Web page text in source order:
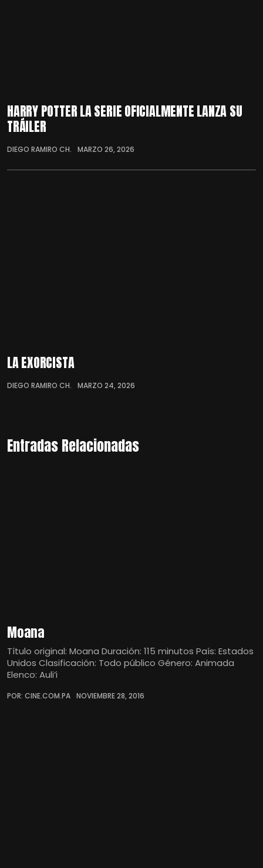
HARRY POTTER LA SERIE OFICIALMENTE LANZA SU
TRÁILER
DIEGO RAMIRO CH. MARZO 26, 2026
LA EXORCISTA
DIEGO RAMIRO CH. MARZO 24, 2026
Entradas Relacionadas
Moana
Título original: Moana Duración: 115 minutos País: Estados
Unidos Clasificación: Todo público Género: Animada
Elenco: Auli’i
POR: CINE.COM.PA NOVIEMBRE 28, 2016